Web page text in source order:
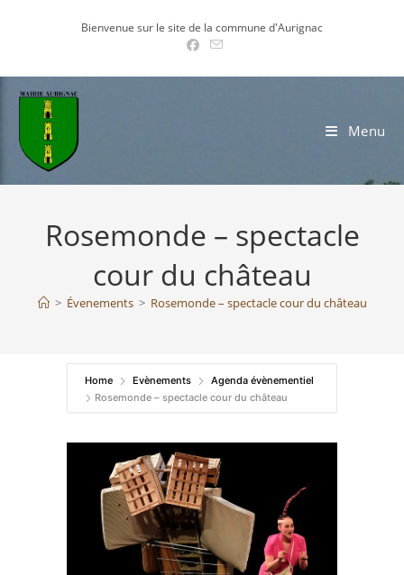
Bienvenue sur le site de la commune d'Aurignac
Menu
Rosemonde – spectacle
cour du château
> Évenements > Rosemonde – spectacle cour du château
Home Evènements
Agenda évènementiel
Rosemonde – spectacle cour du château